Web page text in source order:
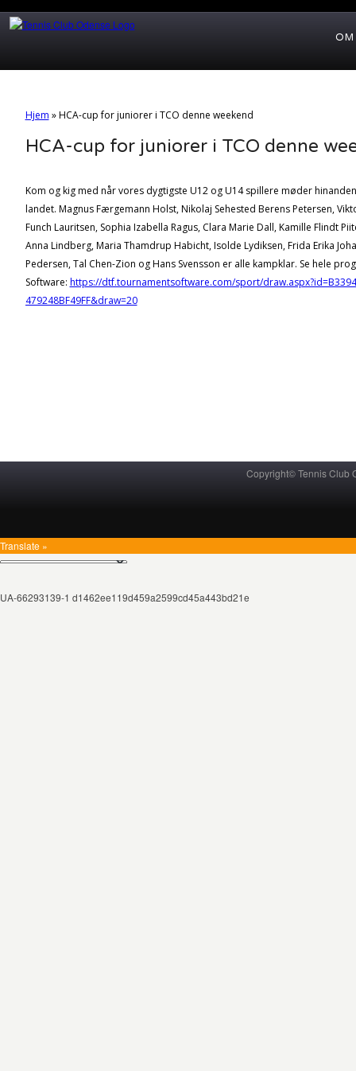
OM
Hjem »HCA-cup for juniorer i TCO denne weekend
HCA-cup for juniorer i TCO denne
Kom og kig med når vores dygtigste U12 og U14 spillere møder
landet. Magnus Færgemann Holst, Nikolaj Sehested Berens Petersen,
Funch Lauritsen, Sophia Izabella Ragus, Clara Marie Dall, Kamille Flindt
Anna Lindberg, Maria Thamdrup Habicht, Isolde Lydiksen, Frida Erika
Pedersen, Tal Chen-Zion og Hans Svensson er alle kampklar. Se hele
Software: https://dtf.tournamentsoftware.com/sport/
479248BF49FF&draw=20
Copyright© Tennis Club
Translate »
UA-66293139-1 d1462ee119d459a2599cd45a443bd21e